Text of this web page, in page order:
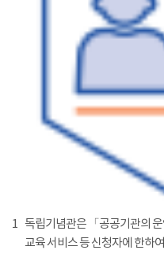
1 독립기념관은 「공공기관의
교육 서비스 등 신청자에 한하